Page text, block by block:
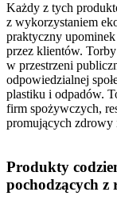
Każdy z tych
z wykorzystaniem
praktyczny
przez klientów.
w przestrzeni
odpowiedzialnej
plastiku i odpadów.
firm spożywczych,
promujących
Produkty
pochodzących z